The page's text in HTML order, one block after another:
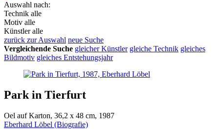
Auswahl nach:
Technik alle
Motiv alle
Künstleralle
zurück zur Auswahl neue Suche
Vergleichende Suche gleicher Künstler gleiche Technik gleiches
Bildmotiv gleiches Entstehungsjahr
Park in Tierfurt
Oel auf Karton, 36,2 x 48 cm, 1987
Eberhard Löbel (Biografie)